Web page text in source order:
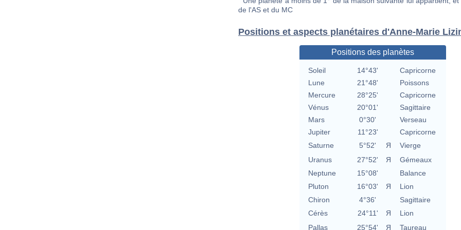
de l'AS et du MC
Positions et aspects planétaires d'Anne-Marie
Positions des planètes
Soleil 14°43'
Capricorne
Lune
21°48'
Poissons
Mercure
28°25'
Capricorne
Vénus
20°01'
Sagittaire
Mars
0°30'
Verseau
Jupiter
11°23'
Capricorne
Saturne
5°52' Я
Vierge
Uranus
27°52' Я
Gémeaux
Neptune
15°08'
Balance
Pluton
16°03' Я
Lion
Chiron
4°36'
Sagittaire
Cérès
24°11' Я
Lion
Pallas
25°54' Я Taureau